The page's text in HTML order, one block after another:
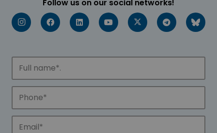
Follow us on our social networks!